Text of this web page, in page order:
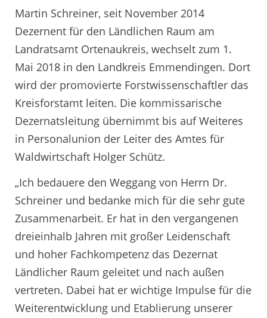
Martin Schreiner, seit November 2014
Dezernent für den Ländlichen Raum am
Landratsamt Ortenaukreis, wechselt zum 1.
Mai 2018 in den Landkreis Emmendingen. Dort
wird der promovierte Forstwissenschaftler das
Kreisforstamt leiten. Die kommissarische
Dezernatsleitung übernimmt bis auf Weiteres
in Personalunion der Leiter des Amtes für
Waldwirtschaft Holger Schütz.
„Ich bedauere den Weggang von Herrn Dr.
Schreiner und bedanke mich für die sehr gute
Zusammenarbeit. Er hat in den vergangenen
dreieinhalb Jahren mit großer Leidenschaft
und hoher Fachkompetenz das Dezernat
Ländlicher Raum geleitet und nach außen
vertreten. Dabei hat er wichtige Impulse für die
Weiterentwicklung und Etablierung unserer